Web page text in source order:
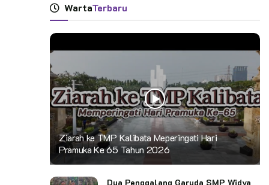
WartaTerbaru
Ziarah ke TMP Kalibata Meperingati Hari
Pramuka Ke 65 Tahun 2026
Dua Penggalang Garuda SMP Widya